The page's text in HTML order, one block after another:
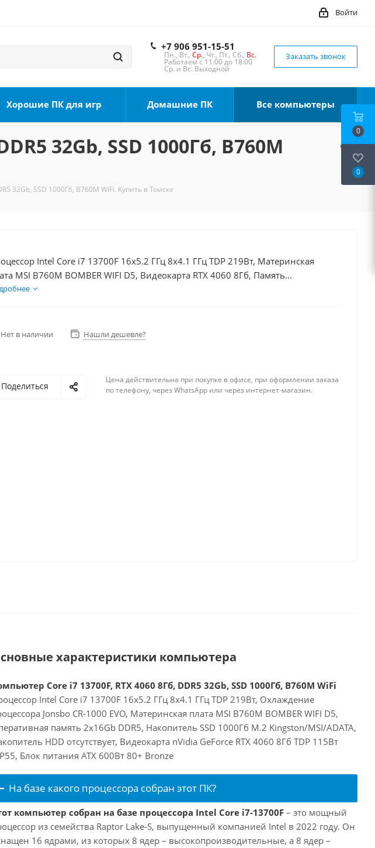
Войти
+7 906 951-15-51
Пн., Вт., Ср., Чт., Пт., Сб., Вс.
Работаем с 11:00 до 18:00
Ср. и Вс. Выходной
Заказать звонок
Хорошие ПК для игр Домашние ПК Все компьютеры
32Gb, SSD 1000Гб, B760M
32Gb, SSD 1000Гб, B760M WiFi. Купить в Томске
Intel Core i7 13700F 16x5.2 ГГц 8x4.1 ГГц TDP 219Вт, Материнская
MSI B760M BOMBER WIFI D5, Видеокарта RTX 4060 8Гб, Память
32Gb, Диски SSD 1000Гб, БП 600Вт
Нет в наличии Нашли дешевле?
Поделиться
Цена действительна при покупке в офисе, при оформлении заказа
по телефону, через WhatsApp или через интернет-магазин.
характеристики компьютера
Core i7 13700F, RTX 4060 8Гб, DDR5 32Gb, SSD 1000Гб, B760M WiFi
Intel Core i7 13700F 16x5.2 ГГц 8x4.1 ГГц TDP 219Вт, Охлаждение
Jonsbo CR-1000 EVO, Материнская плата MSI B760M BOMBER WIFI D5,
память 2x16Gb DDR5, Накопитель SSD 1000Гб M.2 Kingston/MSI/ADATA,
HDD отсутствует, Видеокарта nVidia GeForce RTX 4060 8Гб TDP 115Вт
Блок питания ATX 600Вт 80+ Bronze
На базе какого процессора собран этот ПК?
компьютер собран на базе процессора Intel Core i7-13700F – это мощный
из семейства Raptor Lake-S, выпущенный компанией Intel в 2022 году. Он
16 ядрами, из которых 8 ядер – высокопроизводительные, а 8 ядер –
0
0